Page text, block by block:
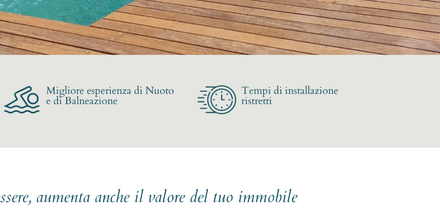
Migliore esperienza di Nuoto
e di Balneazione
Tempi di installazione
ristretti
aumenta anche il valore del tuo immobile